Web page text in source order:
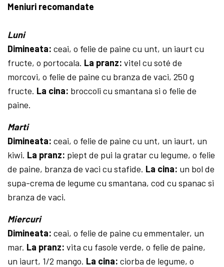
Meniuri recomandate
Luni
Dimineata:ceai, o felie de pai­ne cu unt, un iaurt cu
fructe, o portocala. La pranz: vitel cu soté de
morcovi, o felie de paine cu branza de vaci, 250 g
fructe. La cina: broccoli cu smantana si o felie de
paine.
Marti
Dimineata: ceai, o felie de paine cu unt, un iaurt, un
kiwi. La pranz: piept de pui la gratar cu le­gu­me, o felie
de paine, branza de vaci cu stafide. La cina: un bol de
supa-crema de legume cu smantana, cod cu spanac si
branza de vaci.
Miercuri
Dimineata: ceai, o felie de paine cu emmentaler, un
mar. La pranz:vita cu fasole verde, o felie de paine,
un iaurt, 1/2 mango. La cina:ciorba de legume, o